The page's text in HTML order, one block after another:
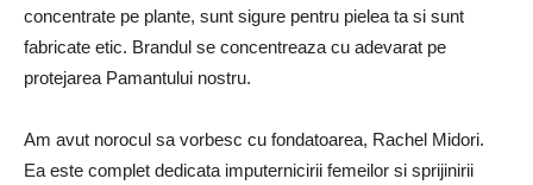
concentrate pe plante, sunt sigure pentru pielea ta si sunt
fabricate etic. Brandul se concentreaza cu adevarat pe
protejarea Pamantului nostru.
Am avut norocul sa vorbesc cu fondatoarea, Rachel Midori.
Ea este complet dedicata imputernicirii femeilor si sprijinirii